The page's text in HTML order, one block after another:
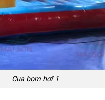
Cua bơm hơi 1